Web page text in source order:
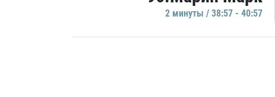
2 минуты / 38:57 - 40:57